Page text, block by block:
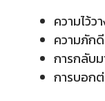
ความไว้ว
ความภัก
การกลับม
การบอก